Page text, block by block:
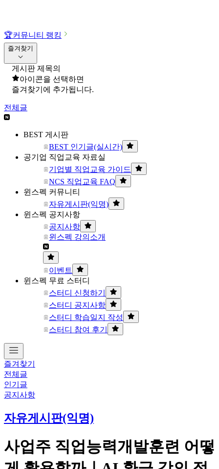
🏆커뮤니티 랭킹
즐겨찾기
게시판 제목의
아이콘을 선택하면
즐겨찾기에 추가됩니다.
전체글
BEST 게시판
BEST 인기글(실시간)
공기업 직업교육 자료실
기업별 직업교육 가이드
NCS 직업교육 FAQ
윈스펙 커뮤니티
자유게시판(익명)
윈스펙 공지사항
공지사항
윈스펙 강의소개
이벤트
윈스펙 무료 스터디
스터디 신청하기
스터디 공지사항
스터디 학습일지 작성
스터디 참여 후기
즐겨찾기
전체글
인기글
공지사항
자유게시판(익명)
사업주 직업능력개발훈련 어떻